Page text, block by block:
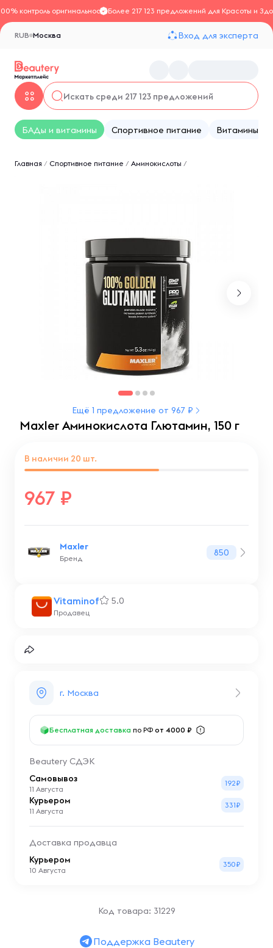
контроль оригинальностиБолее 217 123 предложений для Красоты и
Москва
RUB Вход для эксперта
БАДы и витамины Спортивное питание Витамины
Главная / Спортивное питание / Аминокислоты /
Ещё 1 предложение от 967 ₽
Maxler Аминокислота Глютамин, 150 г
Vitaminof 5.0
Продавец
967
В наличии 20 шт.
Maxler
Бренд
850
г. Москва
Бесплатная доставка по РФ от 4000 ₽
Beautery СДЭК
Самовывоз
11 Августа
192₽
Курьером
11 Августа
331₽
Доставка продавца
Курьером
10 Августа
350₽
Код товара: 31229
Поддержка Beautery